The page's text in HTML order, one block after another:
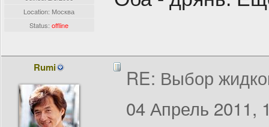
Location: Москва
Status:offline
Rumi
RE: Выбор
04 Апрель 2011,